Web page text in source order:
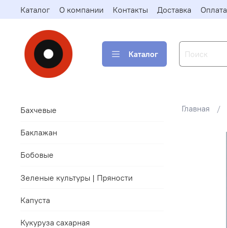
Каталог О компании Контакты Доставка Оплата
Каталог
Главная
Бахчевые
Баклажан
Бобовые
Зеленые культуры | Пряности
Капуста
Кукуруза сахарная